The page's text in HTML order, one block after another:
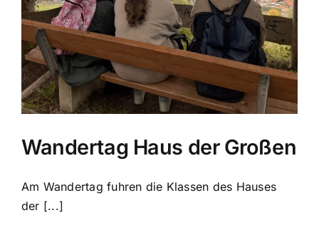
Wandertag Haus der Großen
Am Wandertag fuhren die Klassen des Hauses
der [...]